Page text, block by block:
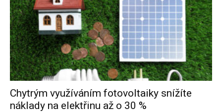
Chytrým využíváním fotovoltaiky snížíte
náklady na elektřinu až o 30 %